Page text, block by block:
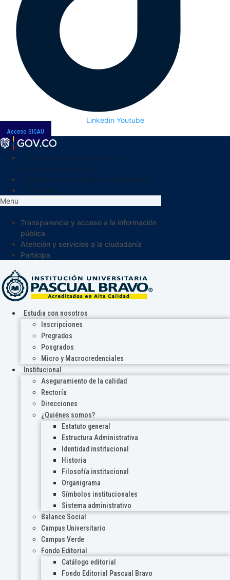
Linkedin Youtube
Acceso SICAU
Menu
Transparencia y acceso a la información
pública
Atención y servicios a la ciudadanía
Participa
Estudia con nosotros
Inscripciones
Pregrados
Posgrados
Micro y Macrocredenciales
Institucional
Aseguramiento de la calidad
Rectoría
Direcciones
¿Quiénes somos?
Estatuto general
Estructura Administrativa
Identidad institucional
Historia
Filosofía institucional
Organigrama
Símbolos institucionales
Sistema administrativo
Balance Social
Campus Universitario
Campus Verde
Fondo Editorial
Catálogo editorial
Fondo Editorial Pascual Bravo